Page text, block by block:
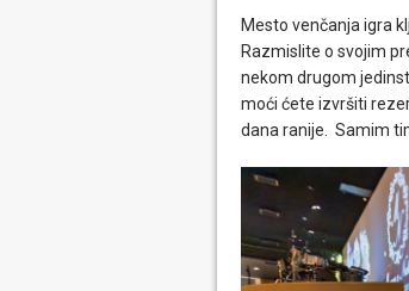
Mesto venčanja igra
Razmislite o svojim
nekom drugom
moći ćete izvršiti
dana ranije. Samim